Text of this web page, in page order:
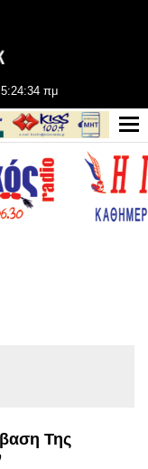
5:24:34 πμ
Της